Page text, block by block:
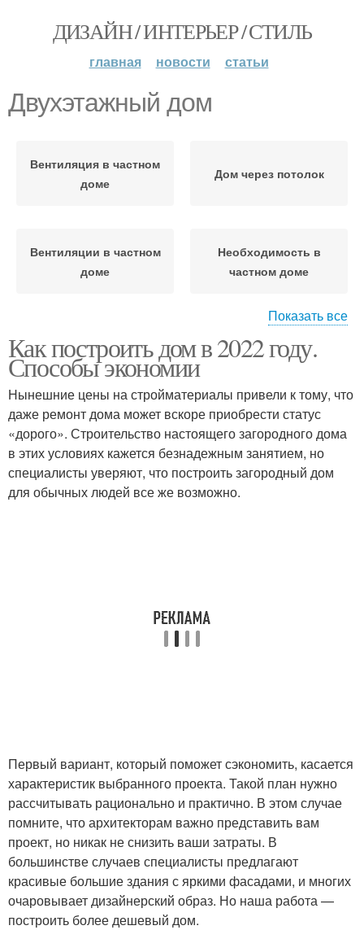
ДИЗАЙН / ИНТЕРЬЕР / СТИЛЬ
главная новости статьи
Двухэтажный дом
Вентиляция в частном
доме
Дом через потолок
Вентиляции в частном
доме
Необходимость в
частном доме
труб
Дом через стену
Дом из бруса Комнаты в доме
Дом за миллион Зимний дом
Полноценный дом Дом с отделкой
Показать все
Как построить дом в 2022 году.
Способы экономии
Нынешние цены на стройматериалы привели к тому, что
даже ремонт дома может вскоре приобрести статус
«дорого». Строительство настоящего загородного дома
в этих условиях кажется безнадежным занятием, но
специалисты уверяют, что построить загородный дом
для обычных людей все же возможно.
Первый вариант, который поможет сэкономить, касается
характеристик выбранного проекта. Такой план нужно
рассчитывать рационально и практично. В этом случае
помните, что архитекторам важно представить вам
проект, но никак не снизить ваши затраты. В
большинстве случаев специалисты предлагают
красивые большие здания с яркими фасадами, и многих
очаровывает дизайнерский образ. Но наша работа —
построить более дешевый дом.